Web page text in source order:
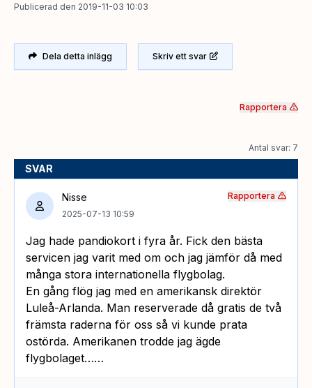
Publicerad den 2019-11-03 10:03
Dela detta inlägg Skriv ett svar
Rapportera
Antal svar: 7
SVAR
Nisse
2025-07-13 10:59
Jag hade pandiokort i fyra år. Fick den bästa
servicen jag varit med om och jag jämför då med
många stora internationella flygbolag.
En gång flög jag med en amerikansk direktör
Luleå-Arlanda. Man reserverade då gratis de två
främsta raderna för oss så vi kunde prata
ostörda. Amerikanen trodde jag ägde
flygbolaget……
Rapportera